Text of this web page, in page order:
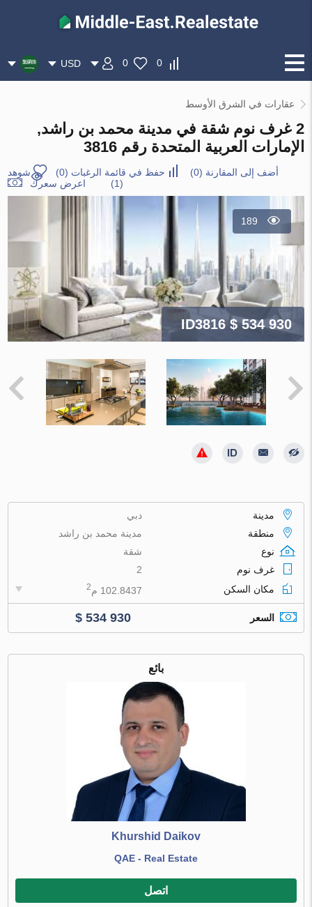
0
0
USD
عقارات في الشرق الأوسط
2 غرف نوم شقة في مدينة محمد بن راشد,
الإمارات العربية المتحدة رقم 3816
أضف إلى المقارنة (
0
) حفظ في قائمة الرغبات (
0
)
شوهد
(1)
اعرض سعرك
189
ID3816$ 534 930
مدينة
دبي
منطقة
مدينة محمد بن راشد
نوع
شقة
غرف نوم
2
مكان السكن
102.8437 م 2
السعر $ 534 930
بائع
Khurshid Daikov
QAE - Real Estate
اتصل